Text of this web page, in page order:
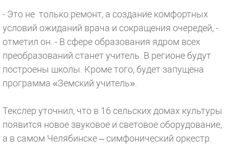
- Это не только ремонт, а создание комфортных
условий ожиданий врача и сокращения очередей, -
отметил он. - В сфере образования ядром всех
преобразований станет учитель. В регионе будут
построены школы. Кроме того, будет запущена
программа «Земский учитель».
Текслер уточнил, что в 16 сельских домах культуры
появится новое звуковое и световое оборудование,
а в самом Челябинске – симфонический оркестр.